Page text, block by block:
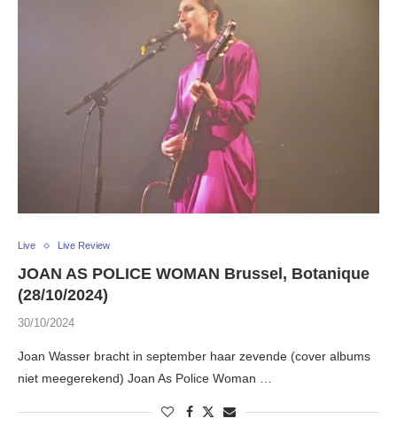
Live Live Review
JOAN AS POLICE WOMAN Brussel, Botanique
(28/10/2024)
30/10/2024
Joan Wasser bracht in september haar zevende (cover albums
niet meegerekend) Joan As Police Woman …